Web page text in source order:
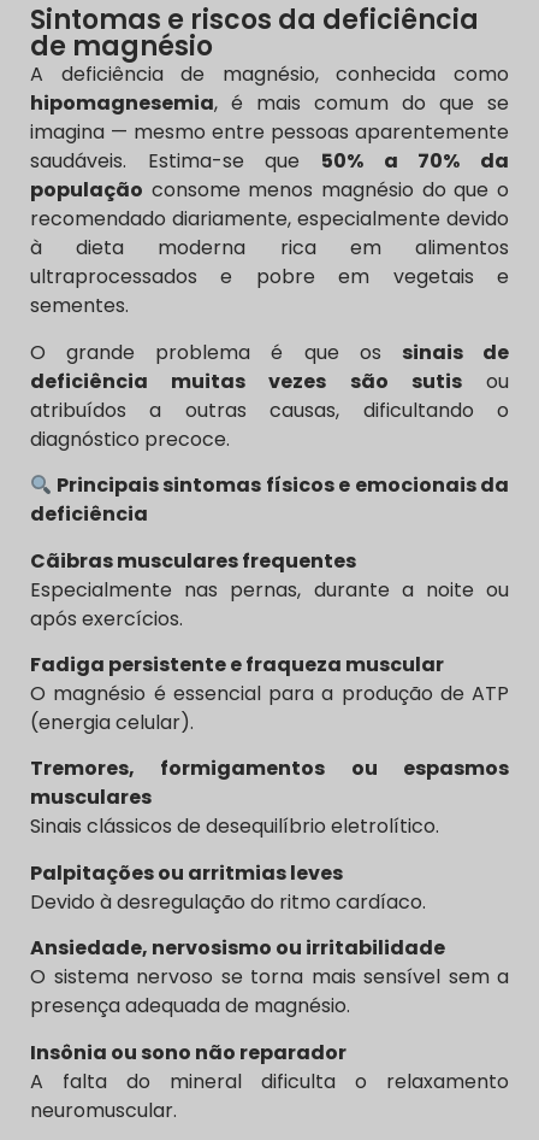
Sintomas e riscos da deficiência
de magnésio
A deficiência de magnésio, conhecida como
hipomagnesemia, é mais comum do que se
imagina — mesmo entre pessoas aparentemente
saudáveis. Estima-se que 50% a 70% da
população consome menos magnésio do que o
recomendado diariamente, especialmente devido
à dieta moderna rica em alimentos
ultraprocessados e pobre em vegetais e
sementes.
O grande problema é que os sinais de
deficiência muitas vezes são sutisou
atribuídos a outras causas, dificultando o
diagnóstico precoce.
Principais sintomas físicos e emocionais da
deficiência
Cãibras musculares frequentes
Especialmente nas pernas, durante a noite ou
após exercícios.
Fadiga persistente e fraqueza muscular
O magnésio é essencial para a produção de ATP
(energia celular).
Tremores, formigamentos ou espasmos
musculares
Sinais clássicos de desequilíbrio eletrolítico.
Palpitações ou arritmias leves
Devido à desregulação do ritmo cardíaco.
Ansiedade, nervosismo ou irritabilidade
O sistema nervoso se torna mais sensível sem a
presença adequada de magnésio.
Insônia ou sono não reparador
A falta do mineral dificulta o relaxamento
neuromuscular.